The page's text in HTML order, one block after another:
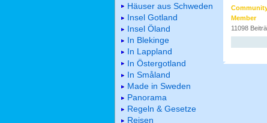
Member
11098
Häuser aus Schweden
Insel Gotland
Insel Öland
In Blekinge
In Lappland
In Östergotland
In Småland
Made in Sweden
Panorama
Regeln & Gesetze
Reisen